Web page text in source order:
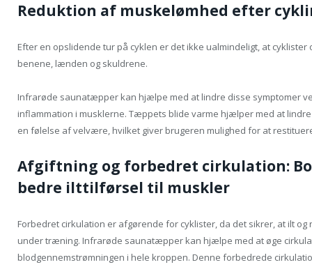
Reduktion af muskelømhed efter
Efter en opslidende tur på cyklen er det ikke ualmindeligt, at
benene, lænden og skuldrene.
Infrarøde saunatæpper kan hjælpe med at lindre disse symptomer
inflammation i musklerne. Tæppets blide varme hjælper med at
en følelse af velvære, hvilket giver brugeren mulighed for at
Afgiftning og forbedret cirkulation:
bedre ilttilførsel til muskler
Forbedret cirkulation er afgørende for cyklister, da det sikrer, at ilt
under træning. Infrarøde saunatæpper kan hjælpe med at øge
blodgennemstrømningen i hele kroppen. Denne forbedrede